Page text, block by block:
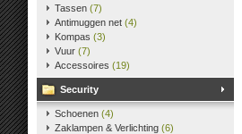
Tassen (7)
Antimuggen net (4)
Kompas (3)
Vuur (7)
Accessoires (19)
Security
Schoenen (4)
Zaklampen & Verlichting (6)